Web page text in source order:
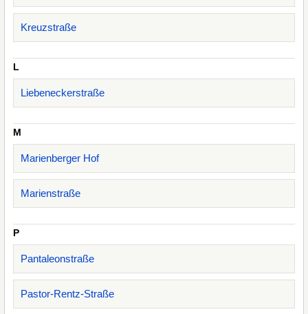
Kreuzstraße
L
Liebeneckerstraße
M
Marienberger Hof
Marienstraße
P
Pantaleonstraße
Pastor-Rentz-Straße